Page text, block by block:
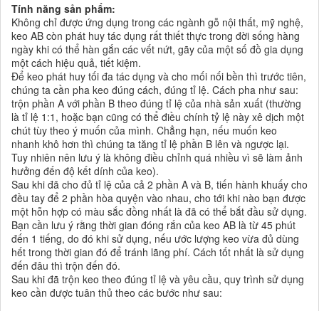
Tính năng sản phẩm:
Không chỉ được ứng dụng trong các ngành gỗ nội thất, mỹ nghệ,
keo AB còn phát huy tác dụng rất thiết thực trong đời sống hàng
ngày khi có thể hàn gắn các vết nứt, gãy của một số đồ gia dụng
một cách hiệu quả, tiết kiệm.
Để keo phát huy tối đa tác dụng và cho mối nối bền thì trước tiên,
chúng ta cần pha keo đúng cách, đúng tỉ lệ. Cách pha như sau:
trộn phần A với phần B theo đúng tỉ lệ của nhà sản xuất (thường
là tỉ lệ 1:1, hoặc bạn cũng có thể điều chính tỷ lệ này xê dịch một
chút tùy theo ý muốn của mình. Chẳng hạn, nếu muốn keo
nhanh khô hơn thì chúng ta tăng tỉ lệ phần B lên và ngược lại.
Tuy nhiên nên lưu ý là không điều chỉnh quá nhiều vì sẽ làm ảnh
hưởng đến độ kết dính của keo).
Sau khi đã cho đủ tỉ lệ của cả 2 phần A và B, tiến hành khuấy cho
đều tay để 2 phần hòa quyện vào nhau, cho tới khi nào bạn được
một hỗn hợp có màu sắc đồng nhất là đã có thể bắt đầu sử dụng.
Bạn cần lưu ý rằng thời gian đóng rắn của keo AB là từ 45 phút
đến 1 tiếng, do đó khi sử dụng, nếu ước lượng keo vừa đủ dùng
hết trong thời gian đó để tránh lãng phí. Cách tốt nhất là sử dụng
đến đâu thì trộn đến đó.
Sau khi đã trộn keo theo đúng tỉ lệ và yêu cầu, quy trình sử dụng
keo cần được tuân thủ theo các bước như sau: